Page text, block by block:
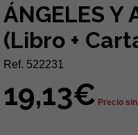
ÁNGELES Y
(Libro +
Ref. 522231
19,13€ Precio sin